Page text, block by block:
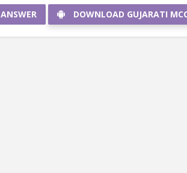
ANSWER DOWNLOAD GUJARATI